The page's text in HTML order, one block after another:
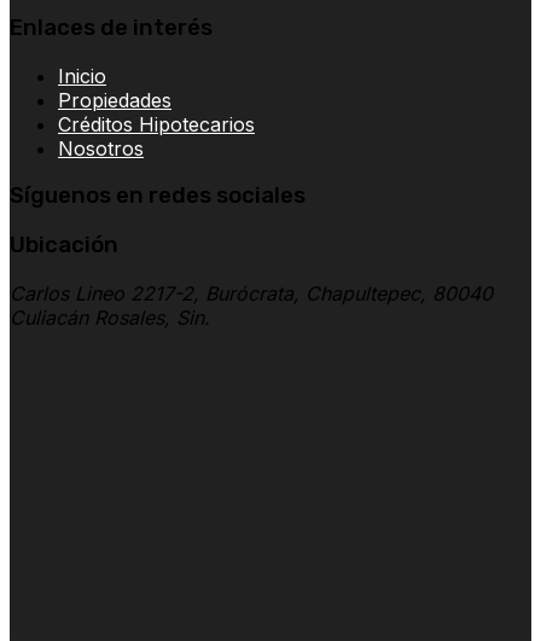
Enlaces de interés
Inicio
Propiedades
Créditos Hipotecarios
Nosotros
Síguenos en redes sociales
Ubicación
Carlos Lineo 2217-2, Burócrata, Chapultepec, 80040
Culiacán Rosales, Sin.